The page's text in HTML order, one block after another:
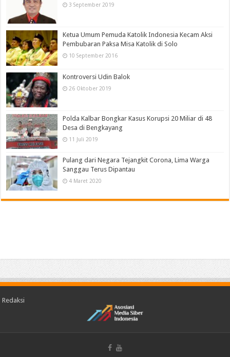
3 September 2019
Ketua Umum Pemuda Katolik Indonesia Kecam Aksi
Pembubaran Paksa Misa Katolik di Solo
10 September 2016
Kontroversi Udin Balok
26 Oktober 2019
Polda Kalbar Bongkar Kasus Korupsi 20 Miliar di 48
Desa di Bengkayang
11 Juli 2019
Pulang dari Negara Tejangkit Corona, Lima Warga
Sanggau Terus Dipantau
4 Maret 2020
Redaksi